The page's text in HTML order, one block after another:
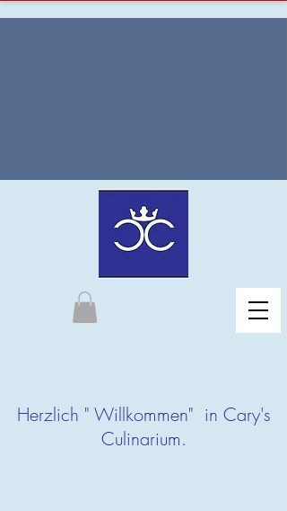
Herzlich " Willkommen" in Cary's
Culinarium.